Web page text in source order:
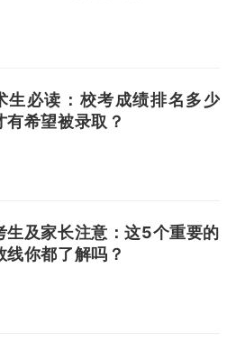
生必读：校考成绩排名多少
有希望被录取？
生及家长注意：这5个重要的
线你都了解吗？